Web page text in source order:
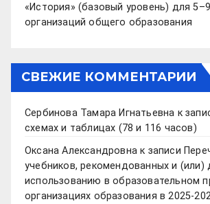
«История» (базовый уровень) для
организаций общего образования
СВЕЖИЕ КОММЕНТАРИИ
Сербинова Тамара Игнатьевна к
схемах и таблицах (78 и 116 часов)
Оксана Александровна к записи
учебников, рекомендованных и (или)
использованию в образовательном
организациях образования в 2025-